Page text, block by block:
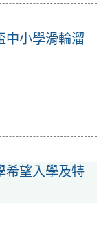
中小學滑輪溜
希望入學及特